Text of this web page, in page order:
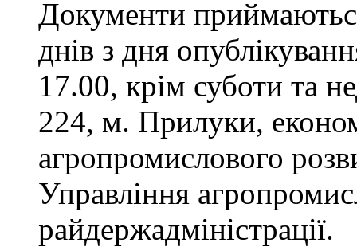
Документи
днів з дня
17.00, крім суботи та
224, м. Прилуки,
агропромислового
Управління
райдержадміністрації.